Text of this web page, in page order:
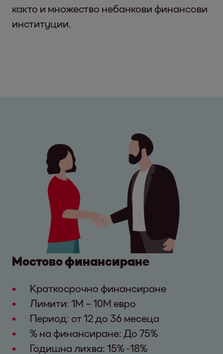
както и множество небанкови финансови
институции.
Мостово финансиране
Краткосрочно финансиране
Лимити: 1М – 10М евро
Период: от 12 до 36 месеца
% на финансиране: До 75%
Годишна лихва: 15% -18%